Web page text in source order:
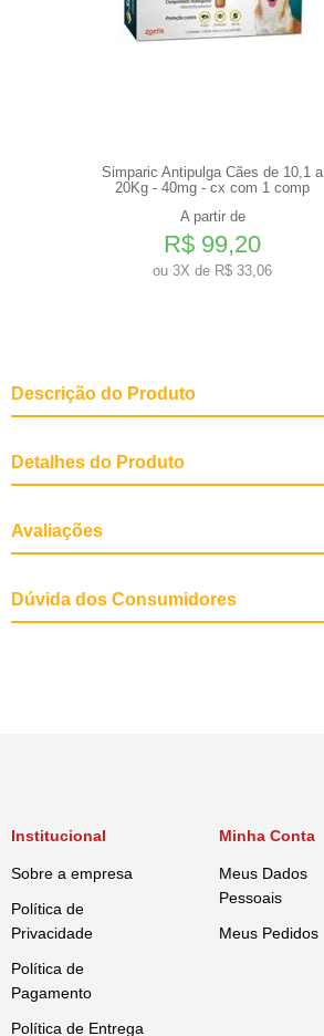
Simparic Antipulga Cães de 10,1 a
20Kg - 40mg - cx com 1 comp
A partir de
R$ 99,20
ou 3X de R$ 33,06
Descrição do Produto
Detalhes do Produto
Gênero
Avaliações
Dúvida dos Consumidores
Institucional
Sobre a empresa
Política de
Privacidade
Política de
Pagamento
Política de Entrega
Minha Conta
Meus Dados
Pessoais
Meus Pedidos